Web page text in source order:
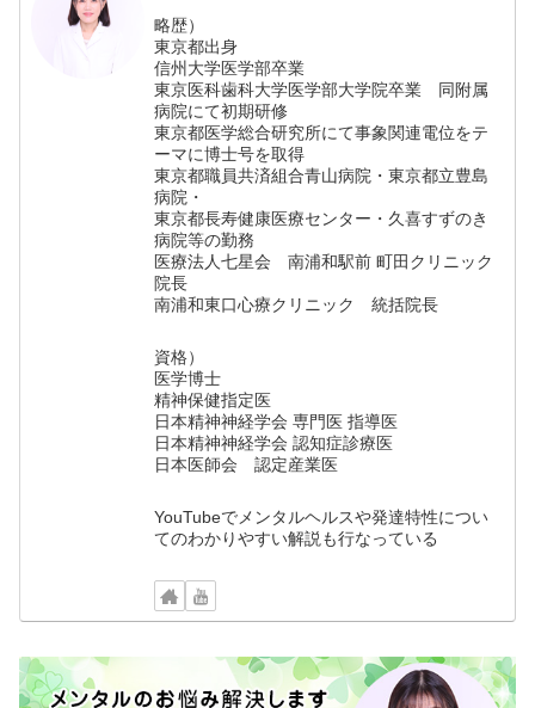
略歴）
東京都出身
信州大学医学部卒業
東京医科歯科大学医学部大学院卒業 同附属
病院にて初期研修
東京都医学総合研究所にて事象関連電位をテ
ーマに博士号を取得
東京都職員共済組合青山病院・東京都立豊島
病院・
東京都長寿健康医療センター・久喜すずのき
病院等の勤務
医療法人七星会 南浦和駅前 町田クリニック
院長
南浦和東口心療クリニック 統括院長
資格）
医学博士
精神保健指定医
日本精神神経学会 専門医 指導医
日本精神神経学会 認知症診療医
日本医師会 認定産業医
YouTubeでメンタルヘルスや発達特性につい
てのわかりやすい解説も行なっている